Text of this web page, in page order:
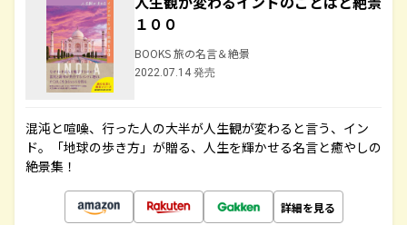
１００
BOOKS 旅の名言＆絶景
2022.07.14 発売
混沌と喧噪、行った人の大半が人生観が変わると言う、イン
ド。「地球の歩き方」が贈る、人生を輝かせる名言と癒やしの
絶景集！
詳細を見る